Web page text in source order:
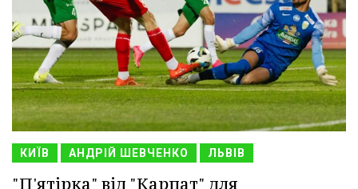
КИЇВ АНДРІЙ ШЕВЧЕНКО ЛЬВІВ
"П'ятірка" від "Карпат" для